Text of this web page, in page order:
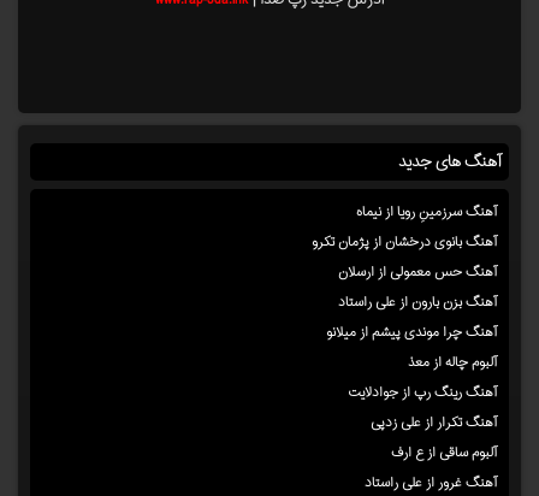
آهنگ های جدید
آهنگ سرزمینِ رویا از نیماه
آهنگ بانوی درخشان از پژمان تکرو
آهنگ حس معمولی از ارسلان
آهنگ بزن بارون از علی راستاد
آهنگ چرا موندی پیشم از میلانو
آلبوم چاله از معذ
آهنگ رینگ رپ از جوادلایت
آهنگ تکرار از علی زدپی
آلبوم ساقی از ع ارف
آهنگ غرور از علی راستاد